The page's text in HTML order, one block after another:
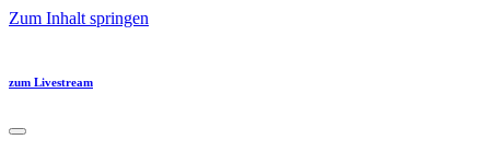
Zum Inhalt springen
zum Livestream